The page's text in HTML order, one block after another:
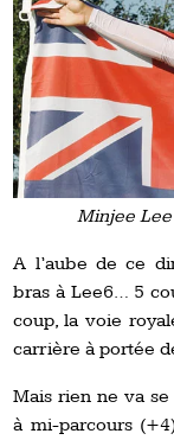
Minjee
A l’aube de ce
bras à Lee6… 5
coup, la voie
carrière à portée
Mais rien ne va
à mi-parcours